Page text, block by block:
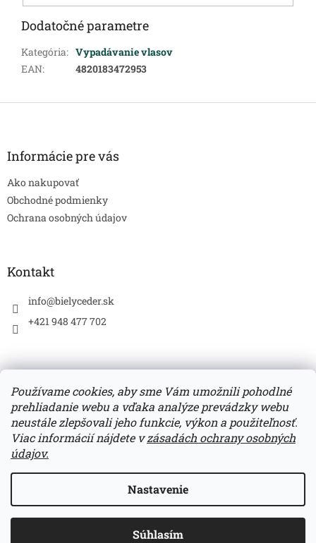
Používame cookies, aby sme Vám umožnili pohodlné
prehliadanie webu a vďaka analýze prevádzky webu
neustále zlepšovali jeho funkcie, výkon a použiteľnosť.
Viac informácií nájdete vzásadách ochrany osobných
údajov.
Nastavenie
Súhlasím
*Doprava zadarmo pri každom nákupe nad 50,- EUR.
*UPOZORNENIE: Číslo účtu: SK4083300000002801483048.
Dodatočné parametre
Kategória: Vypadávanie vlasov
EAN: 4820183472953
Informácie pre vás
Ako nakupovať
Obchodné podmienky
Ochrana osobných údajov
Kontakt
info@bielyceder.sk
+421 948 477 702
Zboží.cz Heureka.sk
Upraviť nastavenie cookies